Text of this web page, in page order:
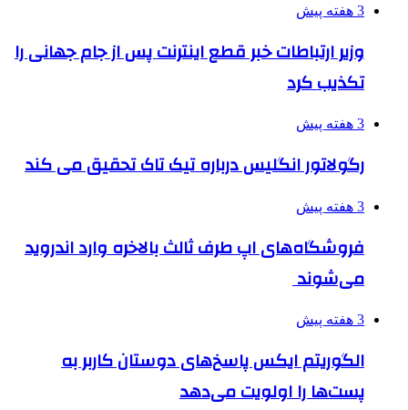
3 هفته پیش
وزیر ارتباطات خبر قطع اینترنت پس از جام جهانی را
تکذیب کرد
3 هفته پیش
رگولاتور انگلیس درباره تیک تاک تحقیق می کند
3 هفته پیش
فروشگاه‌های اپ طرف ثالث بالاخره وارد اندروید
می‌شوند
3 هفته پیش
الگوریتم ایکس پاسخ‌های دوستان کاربر به
پست‌ها را اولویت می‌دهد